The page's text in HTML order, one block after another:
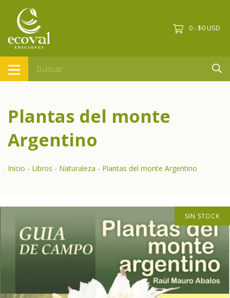
0 - $0 USD
Plantas del monte
Argentino
Inicio - Libros - Naturaleza - Plantas del monte Argentino
SIN STOCK